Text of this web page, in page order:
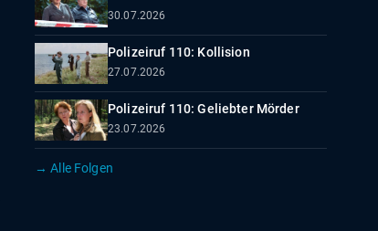
30.07.2026
Polizeiruf 110: Kollision
27.07.2026
Polizeiruf 110: Geliebter Mörder
23.07.2026
→ Alle Folgen